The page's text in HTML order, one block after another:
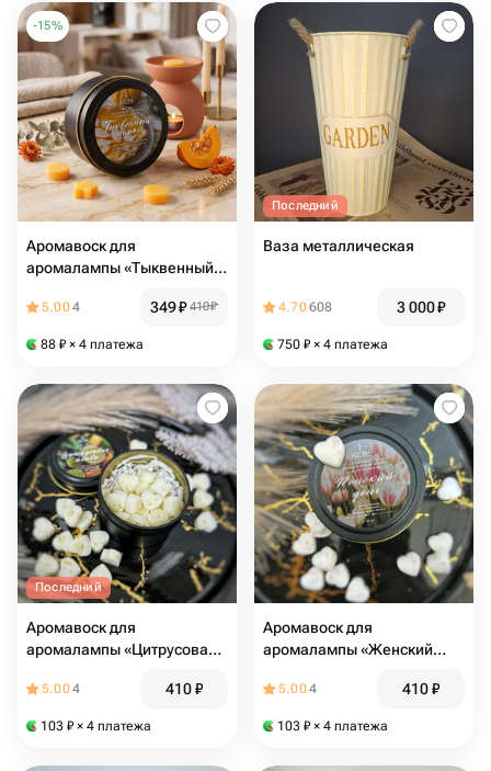
-15%
Аромавоск для
аромалампы «Тыквенный
5.004 349₽ 410₽
88 ₽ × 4 платежа
Последний
Ваза металлическая
4.70608 3 000₽
750 ₽ × 4 платежа
Последний
Аромавоск для
аромалампы «Цитрусовая
корпоративный подарок
5.004 410₽
103 ₽ × 4 платежа
Аромавоск для
аромалампы «Женский
подарок на 8 марта
5.004 410₽
103 ₽ × 4 платежа